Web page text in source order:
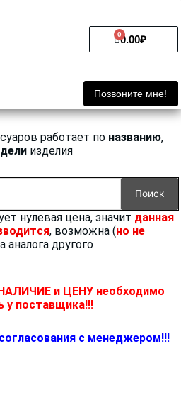
0.00₽
0
Cart
Позвоните мне!
работает по названию,
изделия
Поиск
нулевая цена, значит данная
, возможна (но не
аналога другого
и ЦЕНУ необходимо
у поставщика!!!
с менеджером!!!